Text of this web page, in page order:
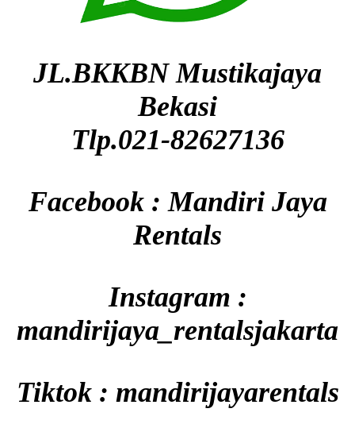
JL.BKKBN Mustikajaya
Bekasi
Tlp.021-82627136
Facebook : Mandiri Jaya
Rentals
Instagram :
mandirijaya_rentalsjakarta
Tiktok : mandirijayarentals